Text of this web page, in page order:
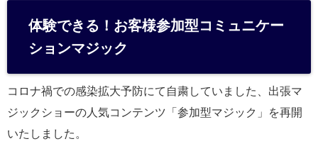
体験できる！お客様参加型コミュニケー
ションマジック
コロナ禍での感染拡大予防にて自粛していました、出張マ
ジックショーの人気コンテンツ「参加型マジック」を再開
いたしました。